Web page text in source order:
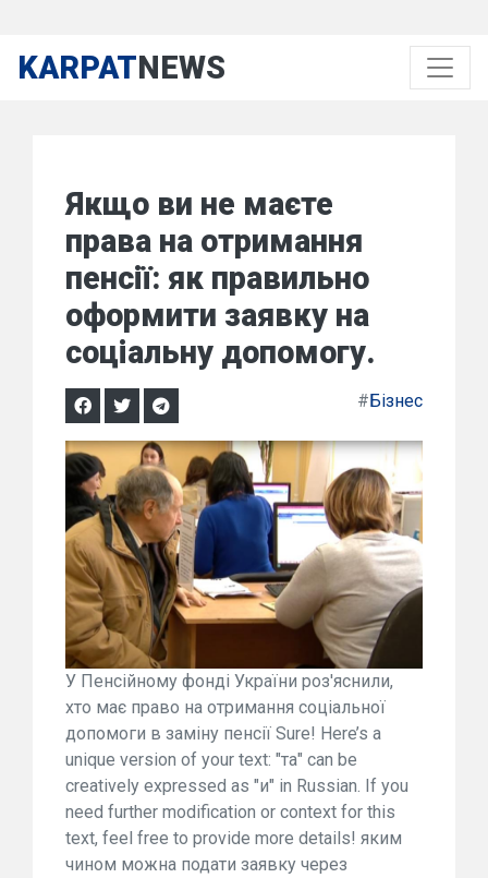
KARPATNEWS
Якщо ви не маєте
права на отримання
пенсії: як правильно
оформити заявку на
соціальну допомогу.
#Бізнес
У Пенсійному фонді України роз'яснили,
хто має право на отримання соціальної
допомоги в заміну пенсії Sure! Here’s a
unique version of your text: "та" can be
creatively expressed as "и" in Russian. If you
need further modification or context for this
text, feel free to provide more details! яким
чином можна подати заявку через